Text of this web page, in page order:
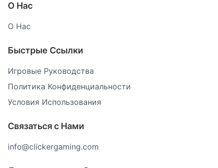
О Нас
О Нас
Быстрые Ссылки
Игровые Руководства
Политика Конфиденциальности
Условия Использования
Связаться с Нами
info@clickergaming.com